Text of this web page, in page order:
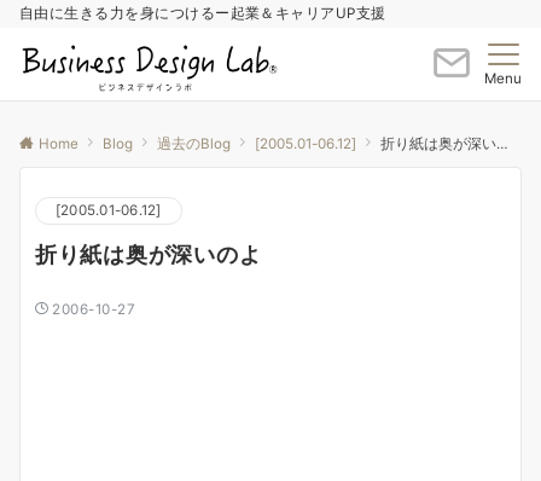
自由に生きる力を身につけるー起業＆キャリアUP支援
Menu
Home Blog 過去のBlog [2005.01-06.12] 折り紙は奥が深いのよ
[2005.01-06.12]
折り紙は奥が深いのよ
2006-10-27